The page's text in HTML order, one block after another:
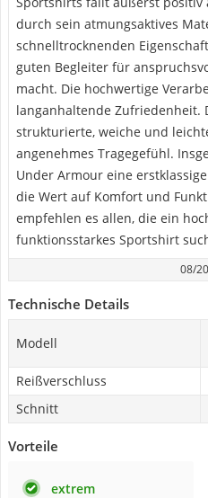
durch sein atmungsaktives
schnelltrocknenden
guten Begleiter für
macht. Die hochwertige
langanhaltende Zufriedenheit.
strukturierte, weiche und
angenehmes Tragegefühl.
Under Armour eine
die Wert auf Komfort und
empfehlen es allen, die ein
funktionsstarkes Sportshirt
08/
Technische Details
Modell
Reißverschluss
Schnitt
Vorteile
extrem